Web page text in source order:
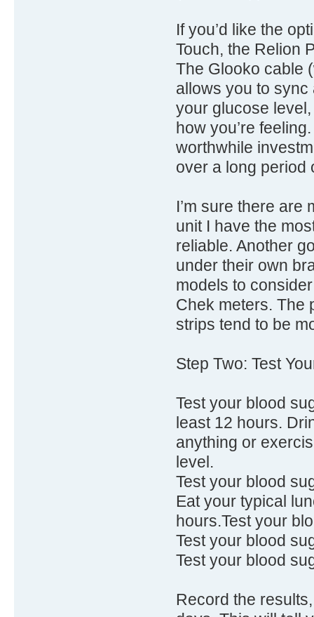
If you’d like the
Touch, the Relion
The Glooko cable
allows you to
your glucose
how you’re
worthwhile
over a long period
I’m sure there are
unit I have the
reliable. Another
under their own
models to
Chek meters. The
strips tend to be
Step Two: Test
Test your blood
least 12 hours.
anything or
level.
Test your blood
Eat your typical
hours.Test your
Test your blood
Test your blood
Record the